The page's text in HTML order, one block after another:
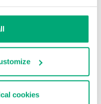
cookies